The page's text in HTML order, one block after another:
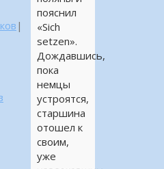
пояснил
«Sich
setzen».
Дождавшись,
пока
немцы
устроятся,
старшина
отошел к
своим,
уже
|